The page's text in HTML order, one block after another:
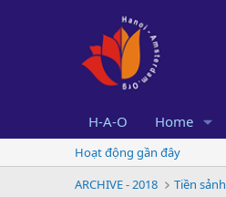
H-A-O Home
Hoạt động gần đây
ARCHIVE - 2018
Tiền sảnh